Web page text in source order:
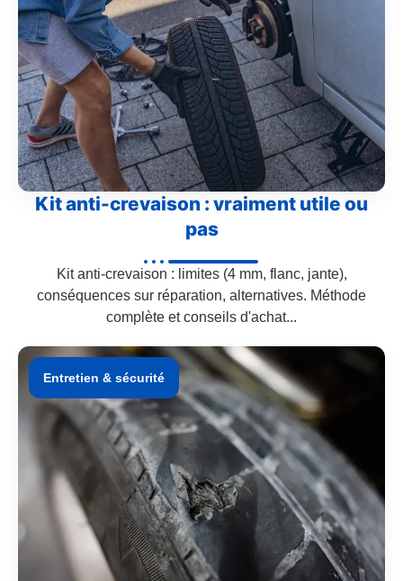
Kit anti-crevaison : vraiment utile ou
pas
Kit anti-crevaison : limites (4 mm, flanc, jante),
conséquences sur réparation, alternatives. Méthode
complète et conseils d'achat...
Entretien & sécurité